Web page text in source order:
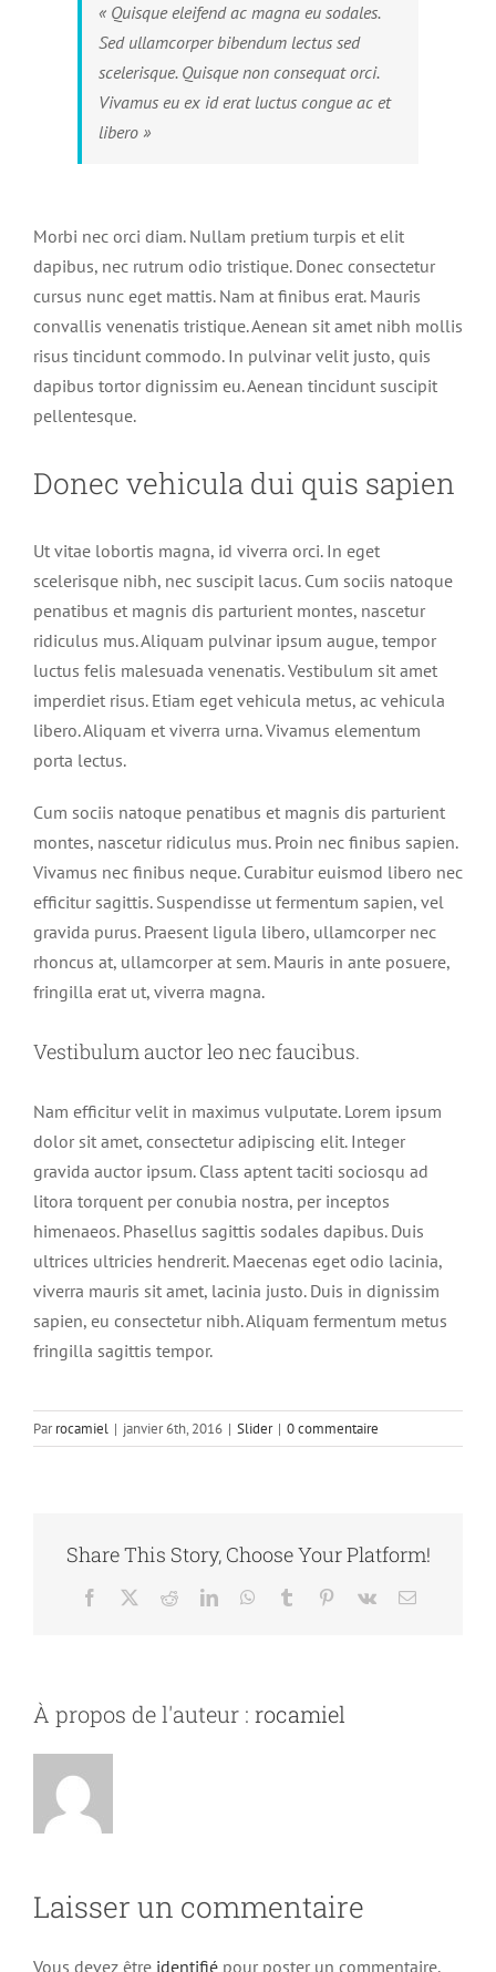
« Quisque eleifend ac magna eu sodales.
Sed ullamcorper bibendum lectus sed
scelerisque. Quisque non consequat orci.
Vivamus eu ex id erat luctus congue ac et
libero »
Morbi nec orci diam. Nullam pretium turpis et elit
dapibus, nec rutrum odio tristique. Donec consectetur
cursus nunc eget mattis. Nam at finibus erat. Mauris
convallis venenatis tristique. Aenean sit amet nibh mollis
risus tincidunt commodo. In pulvinar velit justo, quis
dapibus tortor dignissim eu. Aenean tincidunt suscipit
pellentesque.
Donec vehicula dui quis sapien
Ut vitae lobortis magna, id viverra orci. In eget
scelerisque nibh, nec suscipit lacus. Cum sociis natoque
penatibus et magnis dis parturient montes, nascetur
ridiculus mus. Aliquam pulvinar ipsum augue, tempor
luctus felis malesuada venenatis. Vestibulum sit amet
imperdiet risus. Etiam eget vehicula metus, ac vehicula
libero. Aliquam et viverra urna. Vivamus elementum
porta lectus.
Cum sociis natoque penatibus et magnis dis parturient
montes, nascetur ridiculus mus. Proin nec finibus sapien.
Vivamus nec finibus neque. Curabitur euismod libero nec
efficitur sagittis. Suspendisse ut fermentum sapien, vel
gravida purus. Praesent ligula libero, ullamcorper nec
rhoncus at, ullamcorper at sem. Mauris in ante posuere,
fringilla erat ut, viverra magna.
Vestibulum auctor leo nec faucibus.
Nam efficitur velit in maximus vulputate. Lorem ipsum
dolor sit amet, consectetur adipiscing elit. Integer
gravida auctor ipsum. Class aptent taciti sociosqu ad
litora torquent per conubia nostra, per inceptos
himenaeos. Phasellus sagittis sodales dapibus. Duis
ultrices ultricies hendrerit. Maecenas eget odio lacinia,
viverra mauris sit amet, lacinia justo. Duis in dignissim
sapien, eu consectetur nibh. Aliquam fermentum metus
fringilla sagittis tempor.
Parrocamiel | janvier 6th, 2016 | Slider | 0 commentaire
Share This Story, Choose Your Platform!
Facebook RedditLinkedInWhatsApp
Tumblr Pinterest
Vk Email
À propos de l'auteur : rocamiel
Laisser un commentaire
Vous devez être identifié pour poster un commentaire.